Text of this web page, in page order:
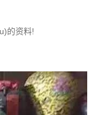
的资料!